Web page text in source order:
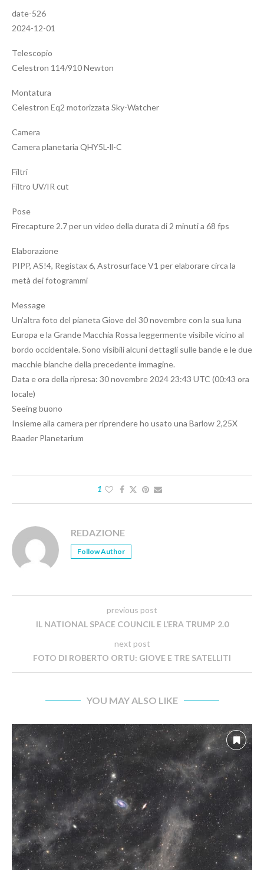
date-526
2024-12-01
Telescopio
Celestron 114/910 Newton
Montatura
Celestron Eq2 motorizzata Sky-Watcher
Camera
Camera planetaria QHY5L-ll-C
Filtri
Filtro UV/IR cut
Pose
Firecapture 2.7 per un video della durata di 2 minuti a 68 fps
Elaborazione
PIPP, AS!4, Registax 6, Astrosurface V1 per elaborare circa la
metà dei fotogrammi
Message
Un’altra foto del pianeta Giove del 30 novembre con la sua luna
Europa e la Grande Macchia Rossa leggermente visibile vicino al
bordo occidentale. Sono visibili alcuni dettagli sulle bande e le due
macchie bianche della precedente immagine.
Data e ora della ripresa: 30 novembre 2024 23:43 UTC (00:43 ora
locale)
Seeing buono
Insieme alla camera per riprendere ho usato una Barlow 2,25X
Baader Planetarium
1
REDAZIONE
Follow Author
previous post
IL NATIONAL SPACE COUNCIL E L’ERA TRUMP 2.0
next post
FOTO DI ROBERTO ORTU: GIOVE E TRE SATELLITI
YOU MAY ALSO LIKE